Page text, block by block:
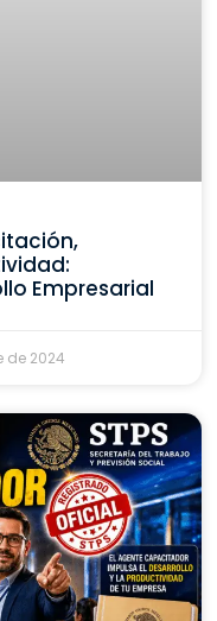
Empresarial
de 2024